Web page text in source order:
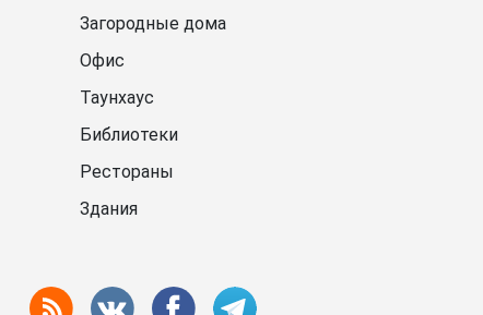
Загородные дома
Офис
Таунхаус
Библиотеки
Рестораны
Здания